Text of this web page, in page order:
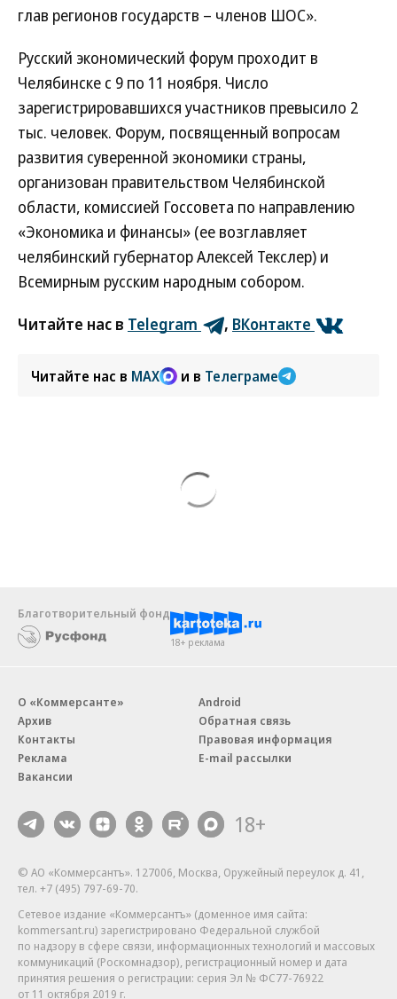
глав регионов государств – членов ШОС».
Русский экономический форум проходит в
Челябинске с 9 по 11 ноября. Число
зарегистрировавшихся участников превысило 2
тыс. человек. Форум, посвященный вопросам
развития суверенной экономики страны,
организован правительством Челябинской
области, комиссией Госсовета по направлению
«Экономика и финансы» (ее возглавляет
челябинский губернатор Алексей Текслер) и
Всемирным русским народным собором.
Читайте нас в Telegram , ВКонтакте
Читайте нас в MAX и в Телеграме
Благотворительный фонд
18+ реклама
О «Коммерсанте»
Архив
Контакты
Реклама
Вакансии
Android
Обратная связь
Правовая информация
E-mail рассылки
18+
© АО «Коммерсантъ». 127006, Москва, Оружейный переулок д. 41,
тел. +7 (495) 797-69-70.
Сетевое издание «Коммерсантъ» (доменное имя сайта:
kommersant.ru) зарегистрировано Федеральной службой
по надзору в сфере связи, информационных технологий и массовых
коммуникаций (Роскомнадзор), регистрационный номер и дата
принятия решения о регистрации: серия Эл № ФС77-76922
от 11 октября 2019 г.